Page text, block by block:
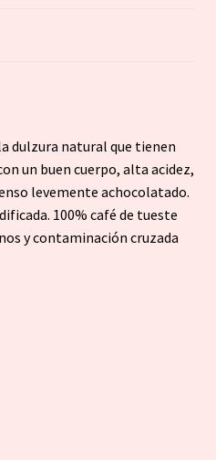
dulzura natural que tienen
un buen cuerpo, alta acidez,
levemente achocolatado.
100% café de tueste
y contaminación cruzada